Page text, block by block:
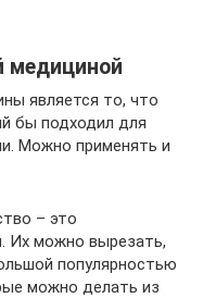
медициной
является то, что
бы подходил для
Можно применять и
– это
Их можно вырезать,
популярностью
можно делать из